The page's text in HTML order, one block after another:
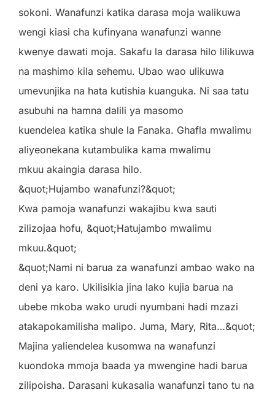
sokoni. Wanafunzi katika darasa moja walikuwa
wengi kiasi cha kufinyana wanafunzi wanne
kwenye dawati moja. Sakafu la darasa hilo lilikuwa
na mashimo kila sehemu. Ubao wao ulikuwa
umevunjika na hata kutishia kuanguka. Ni saa tatu
asubuhi na hamna dalili ya masomo
kuendelea katika shule la Fanaka. Ghafla mwalimu
aliyeonekana kutambulika kama mwalimu
mkuu akaingia darasa hilo.
&quot;Hujambo wanafunzi?&quot;
Kwa pamoja wanafunzi wakajibu kwa sauti
zilizojaa hofu, &quot;Hatujambo mwalimu
mkuu.&quot;
&quot;Nami ni barua za wanafunzi ambao wako na
deni ya karo. Ukilisikia jina lako kujia barua na
ubebe mkoba wako urudi nyumbani hadi mzazi
atakapokamilisha malipo. Juma, Mary, Rita…&quot;
Majina yaliendelea kusomwa na wanafunzi
kuondoka mmoja baada ya mwengine hadi barua
zilipoisha. Darasani kukasalia wanafunzi tano tu na